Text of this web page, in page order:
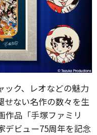
ック、レオなどの魅力
せない名作の数々を生
作品「手塚ファミリ
デビュー75周年を記念